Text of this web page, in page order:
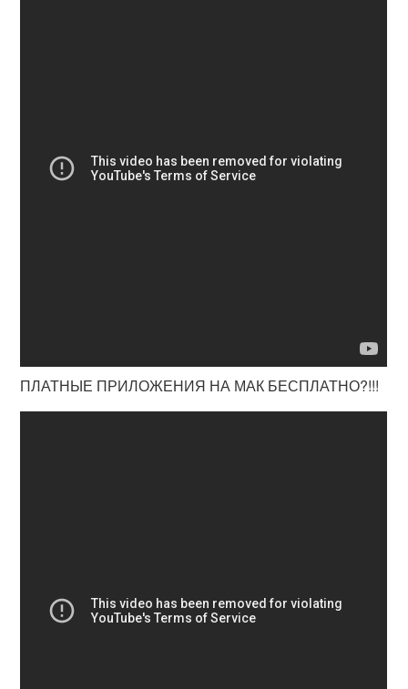
ПЛАТНЫЕ ПРИЛОЖЕНИЯ НА МАК БЕСПЛАТНО?!!!